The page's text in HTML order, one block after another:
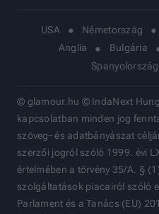
USA Németország
Anglia
Bulgária
Spanyolország
© glamour.hu © IndaNext
kapcsolatban minden jog
szöveg- és adatbányászat
szerzői jogról szóló 1999. évi
értelmében a törvény 35/A. §
szolgáltatások piacairól szóló
Parlament és a Tanács (EU)